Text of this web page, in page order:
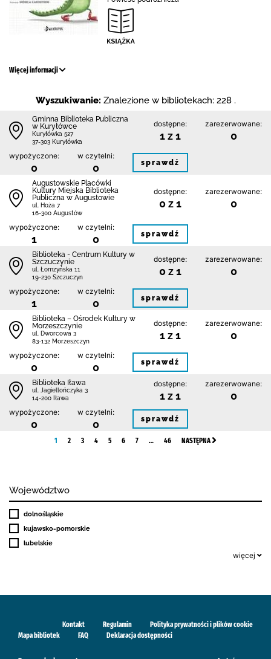
Więcej informacji
Wyszukiwanie: Znalezione w bibliotekach: 228 .
Gminna Biblioteka Publiczna
w Kuryłówce
Kuryłówka 527
37-303 Kuryłówka
dostępne:
1 z 1
zarezerwowane:
0
wypożyczone:
0
w czytelni:
0 sprawdź
Augustowskie Placówki
Kultury Miejska Biblioteka
Publiczna w Augustowie
ul. Hoża 7
16-300 Augustów
dostępne:
0 z 1
zarezerwowane:
0
wypożyczone:
1
w czytelni:
0 sprawdź
Biblioteka - Centrum Kultury w
Szczuczynie
ul. Łomzyńska 11
19-230 Szczuczyn
dostępne:
0 z 1
zarezerwowane:
0
wypożyczone:
1
w czytelni:
0 sprawdź
Biblioteka – Ośrodek Kultury w
Morzeszczynie
ul. Dworcowa 3
83-132 Morzeszczyn
dostępne:
1 z 1
zarezerwowane:
0
wypożyczone:
0
w czytelni:
0 sprawdź
Biblioteka Iława
ul. Jagiellończyka 3
14-200 Iława
dostępne:
1 z 1
zarezerwowane:
0
wypożyczone:
0
w czytelni:
0 sprawdź
1 2 3 4 5 6 7 … 46 NASTĘPNA
Województwo
dolnośląskie
kujawsko-pomorskie
lubelskie
więcej
Kontakt Regulamin
Polityka prywatności i plików cookie
Mapa bibliotek
FAQ Deklaracja dostępności